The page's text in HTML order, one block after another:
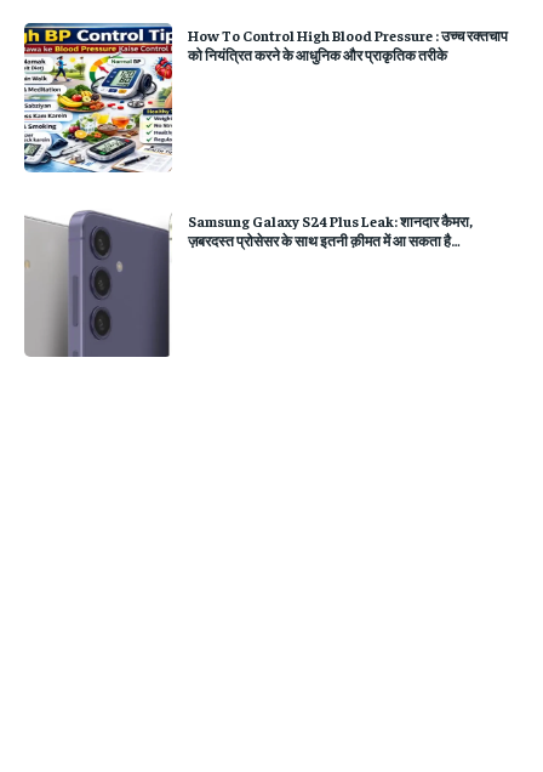
How To Control High Blood Pressure : उच्च रक्तचाप
को नियंत्रित करने के आधुनिक और प्राकृतिक तरीके
Samsung Galaxy S24 Plus Leak: शानदार कैमरा,
ज़बरदस्त प्रोसेसर के साथ इतनी क़ीमत में आ सकता है…